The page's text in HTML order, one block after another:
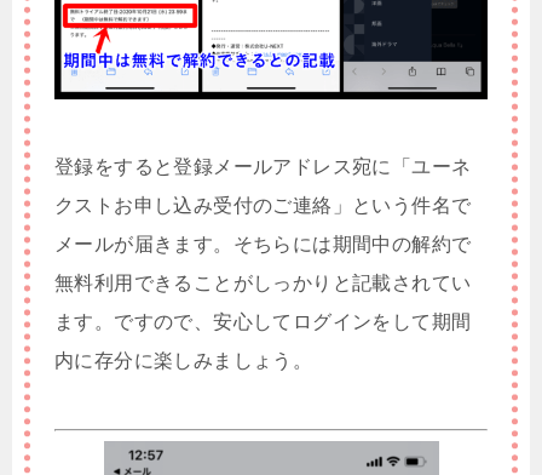
登録をすると登録メールアドレス宛に「ユーネ
クストお申し込み受付のご連絡」という件名で
メールが届きます。そちらには期間中の解約で
無料利用できることがしっかりと記載されてい
ます。ですので、安心してログインをして期間
内に存分に楽しみましょう。